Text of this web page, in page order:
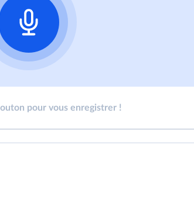
pour vous enregistrer !